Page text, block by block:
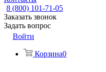
8 (800) 101-71-05
Заказать звонок
Задать вопрос
Войти
Корзина0